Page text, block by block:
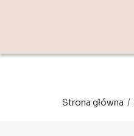
Strona główna /